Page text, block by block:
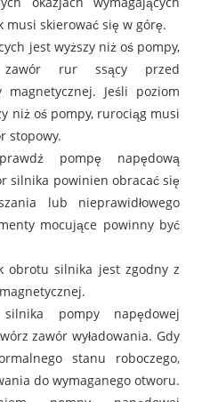
skierować się w górę.
jest wyższy niż oś pompy,
rur ssący przed
Jeśli poziom
niż oś pompy, rurociąg musi
stopowy.
pompę napędową
silnika powinien obracać się
lub nieprawidłowego
mocujące powinny być
obrotu silnika jest zgodny z
pompy napędowej
zawór wyładowania. Gdy
stanu roboczego,
do wymaganego otworu.